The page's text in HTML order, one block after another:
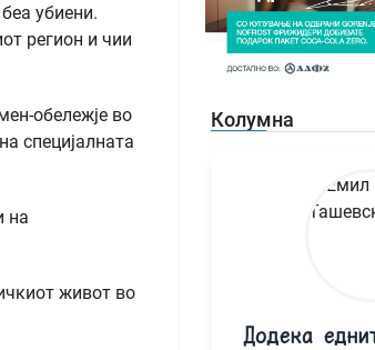
убиени.
регион и чии
обележје во
специјалната
на
живот во
Колумна
Додека